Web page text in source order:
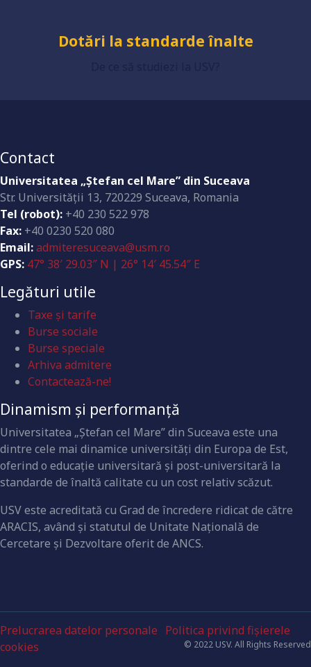
Dotări la standarde înalte
Contact
Universitatea „Ştefan cel Mare” din Suceava
Str. Universităţii 13, 720229 Suceava, Romania
Tel (robot): +40 230 522 978
Fax: +40 0230 520 080
Email:admiteresuceava@usm.ro
GPS: 47° 38′ 29.03″ N | 26° 14′ 45.54″ E
Legături utile
Taxe și tarife
Burse sociale
Burse speciale
Arhiva admitere
Contactează-ne!
Dinamism și performanță
Universitatea „Ştefan cel Mare” din Suceava este una
dintre cele mai dinamice universităţi din Europa de Est,
oferind o educaţie universitară şi post-universitară la
standarde de înaltă calitate cu un cost relativ scăzut.
USV este acreditată cu Grad de încredere ridicat de către
ARACIS, având şi statutul de Unitate Naţională de
Cercetare şi Dezvoltare oferit de ANCS.
Prelucrarea datelor personale Politica privind fișierele
cookies
© 2022 USV. All Rights Reserved